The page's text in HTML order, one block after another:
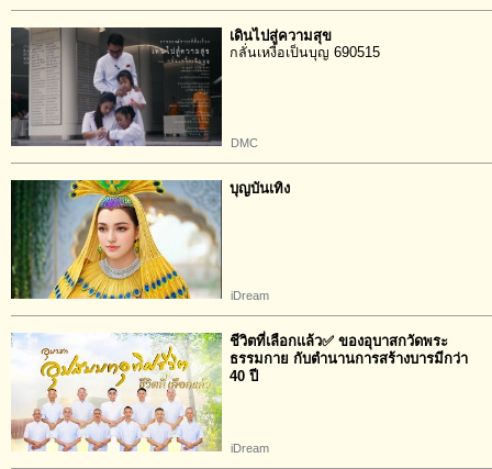
เดินไปสู่ความสุข
กลั่นเหงื่อเป็นบุญ 690515
DMC
บุญบันเทิง
iDream
ชีวิตที่เลือกแล้ว✅ ของอุบาสกวัดพระ
ธรรมกาย กับตำนานการสร้างบารมีกว่า
40 ปี
iDream